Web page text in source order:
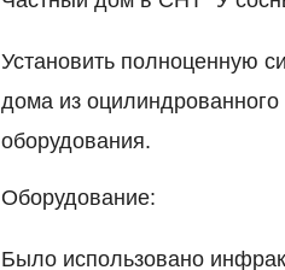
Установить полноценную
дома из
оборудования.
Оборудование:
Было использовано